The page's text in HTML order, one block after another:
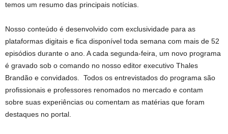
temos um resumo das principais notícias.
Nosso conteúdo é desenvolvido com exclusividade para as
plataformas digitais e fica disponível toda semana com mais de 52
episódios durante o ano. A cada segunda-feira, um novo programa
é gravado sob o comando no nosso editor executivo Thales
Brandão e convidados. Todos os entrevistados do programa são
profissionais e professores renomados no mercado e contam
sobre suas experiências ou comentam as matérias que foram
destaques no portal.